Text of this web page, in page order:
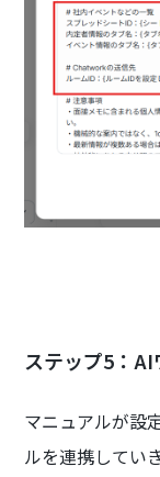
ステップ5：
マニュアルが設
ルを連携してい